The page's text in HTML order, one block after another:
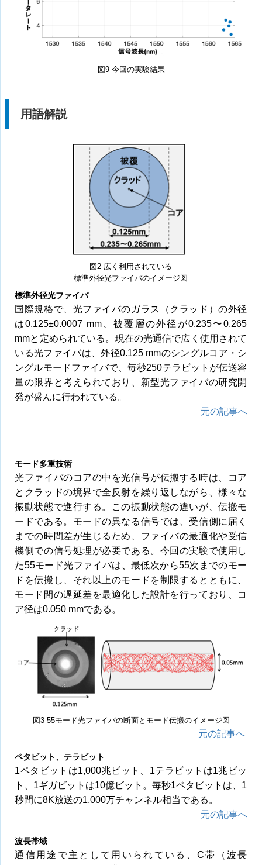
図9 今回の実験結果
用語解説
図2 広く利用されている
標準外径光ファイバのイメージ図
標準外径光ファイバ
国際規格で、光ファイバのガラス（クラッド）の外径
は0.125±0.0007 mm、被覆層の外径が0.235〜0.265
mmと定められている。現在の光通信で広く使用されて
いる光ファイバは、外径0.125 mmのシングルコア・シ
ングルモードファイバで、毎秒250テラビットが伝送容
量の限界と考えられており、新型光ファイバの研究開
発が盛んに行われている。
元の記事へ
モード多重技術
光ファイバのコアの中を光信号が伝搬する時は、コア
とクラッドの境界で全反射を繰り返しながら、様々な
振動状態で進行する。この振動状態の違いが、伝搬モ
ードである。モードの異なる信号では、受信側に届く
までの時間差が生じるため、ファイバの最適化や受信
機側での信号処理が必要である。今回の実験で使用し
た55モード光ファイバは、最低次から55次までのモー
ドを伝搬し、それ以上のモードを制限するとともに、
モード間の遅延差を最適化した設計を行っており、コ
ア径は0.050 mmである。
図3 55モード光ファイバの断面とモード伝搬のイメージ図
元の記事へ
ペタビット、テラビット
1ペタビットは1,000兆ビット、1テラビットは1兆ビッ
ト、1ギガビットは10億ビット。毎秒1ペタビットは、1
秒間に8K放送の1,000万チャンネル相当である。
元の記事へ
波長帯域
通信用途で主として用いられている、C帯（波長